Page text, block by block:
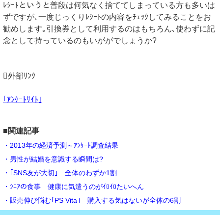
ﾚｼｰﾄというと普段は何気なく捨ててしまっている方も多いは
ずですが､一度じっくりﾚｼｰﾄの内容をﾁｪｯｸしてみることをお
勧めします｡引換券として利用するのはもちろん､使わずに記
念として持っているのもいががでしょうか?
外部ﾘﾝｸ
｢ｱﾝｹｰﾄｻｲﾄ｣
■関連記事
・2013年の経済予測～ｱﾝｹｰﾄ調査結果
・男性が結婚を意識する瞬間は?
・｢SNS友が大切｣ 全体のわずか1割
・ｼﾆｱの食事 健康に気遣うのがｲﾛｲﾛたいへん
・販売伸び悩む｢PS Vita｣ 購入する気はないが全体の6割